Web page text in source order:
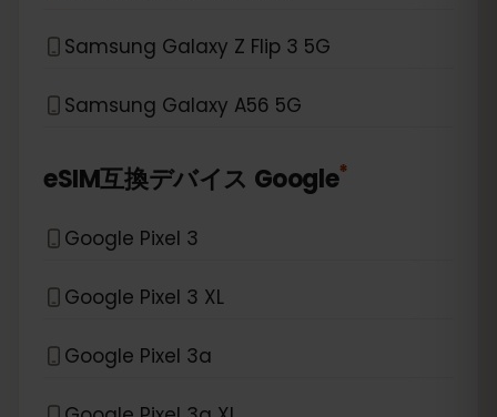
Samsung Galaxy Z Flip 3 5G
Samsung Galaxy A56 5G
eSIM互換デバイス Google*
Google Pixel 3
Google Pixel 3 XL
Google Pixel 3a